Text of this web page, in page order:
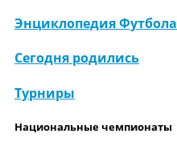
Энциклопедия Футбола
Сегодня родились
Турниры
Национальные чемпионаты